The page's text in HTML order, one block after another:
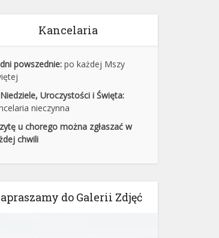
Kancelaria
powszednie: po każdej Mszy
Uroczystości i Święta:
nieczynna
u chorego można zgłaszać w
chwili
do Galerii Zdjęć